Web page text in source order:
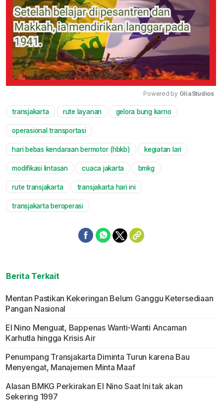
Powered by GliaStudios
transjakarta rute layanan gelora bung karno
operasional transportasi
hari bebas kendaraan bermotor (hbkb) kegiatan lari
modifikasi lintasan cuaca jakarta bmkg
rute transjakarta transjakarta hari ini
transjakarta beroperasi
Berita Terkait
Mentan Pastikan Kekeringan Belum Ganggu Ketersediaan
Pangan Nasional
El Nino Menguat, Bappenas Wanti-Wanti Ancaman
Karhutla hingga Krisis Air
Penumpang Transjakarta Diminta Turun karena Bau
Menyengat, Manajemen Minta Maaf
Alasan BMKG Perkirakan El Nino Saat Ini tak akan
Sekering 1997